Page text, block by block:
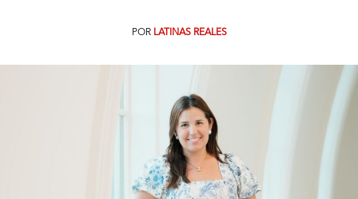
POR LATINAS REALES